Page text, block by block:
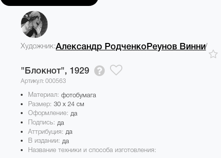
Художник:Александр Родченко /
Реунов Винни
"Блокнот", 1929
Артикул: 000563
Материал: фотобумага
Размер: 30 x 24 см
Оформление: да
Подпись: да
Аттрибуция: да
В издании: да
Название техники и способа изготовления: